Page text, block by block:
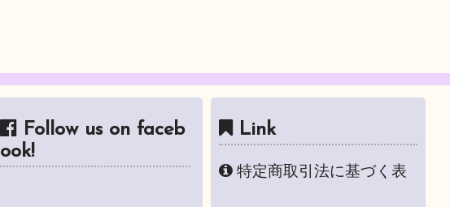
Follow us on faceb
ook!
Link
特定商取引法に基づく表